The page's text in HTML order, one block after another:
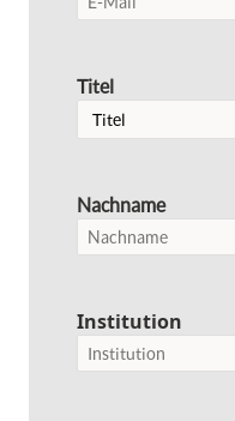
Titel
Nachname
Institution